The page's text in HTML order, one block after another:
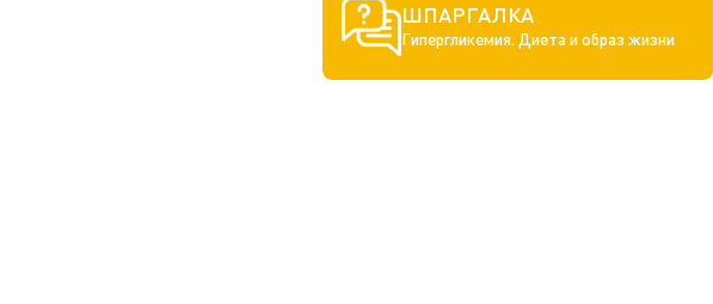
ШПАРГАЛКА
Гипергликемия. Диета и образ жизни